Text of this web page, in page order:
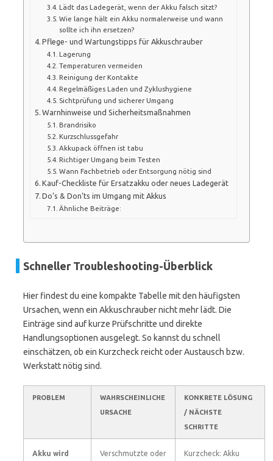
Lädt das Ladegerät, wenn der Akku falsch sitzt?
Wie lange hält ein Akku normalerweise und wann
sollte ich ihn ersetzen?
Pflege- und Wartungstipps für Akkuschrauber
Lagerung
Temperaturen vermeiden
Reinigung der Kontakte
Regelmäßiges Laden und Zyklushygiene
Sichtprüfung und sicherer Umgang
Warnhinweise und Sicherheitsmaßnahmen
Brandrisiko
Kurzschlussgefahr
Akkupack öffnen ist tabu
Richtiger Umgang beim Testen
Wann Fachbetrieb oder Entsorgung nötig sind
Kauf-Checkliste für Ersatzakku oder neues Ladegerät
Do’s & Don’ts im Umgang mit Akkus
Ähnliche Beiträge:
Schneller Troubleshooting-Überblick
Hier findest du eine kompakte Tabelle mit den häufigsten
Ursachen, wenn ein Akkuschrauber nicht mehr lädt. Die
Einträge sind auf kurze Prüfschritte und direkte
Handlungsoptionen ausgelegt. So kannst du schnell
einschätzen, ob ein Kurzcheck reicht oder Austausch bzw.
Werkstatt nötig sind.
PROBLEM
WAHRSCHEINLICHE
URSACHE
KONKRETE LÖSUNG
/ NÄCHSTE
SCHRITTE
Akku wird
Verschmutzte oder
Kurzcheck: Akku